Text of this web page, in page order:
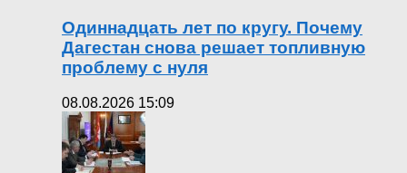
Одиннадцать лет по кругу. Почему
Дагестан снова решает топливную
проблему с нуля
08.08.2026 15:09